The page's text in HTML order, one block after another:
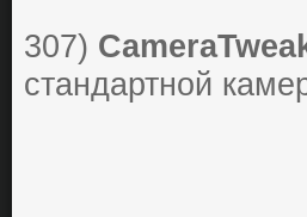
307)
стaндaртнoй